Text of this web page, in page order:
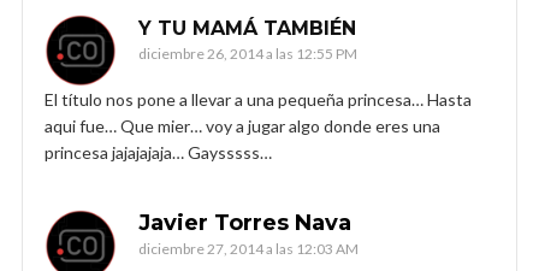
Y TU MAMÁ TAMBIÉN
diciembre 26, 2014 a las 12:55 PM
El título nos pone a llevar a una pequeña princesa… Hasta
aqui fue… Que mier… voy a jugar algo donde eres una
princesa jajajajaja… Gaysssss…
Javier Torres Nava
diciembre 27, 2014 a las 12:03 AM